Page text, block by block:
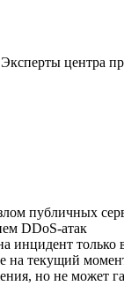
центра
публичных
DDoS-атак
инцидент
на текущий
но не может